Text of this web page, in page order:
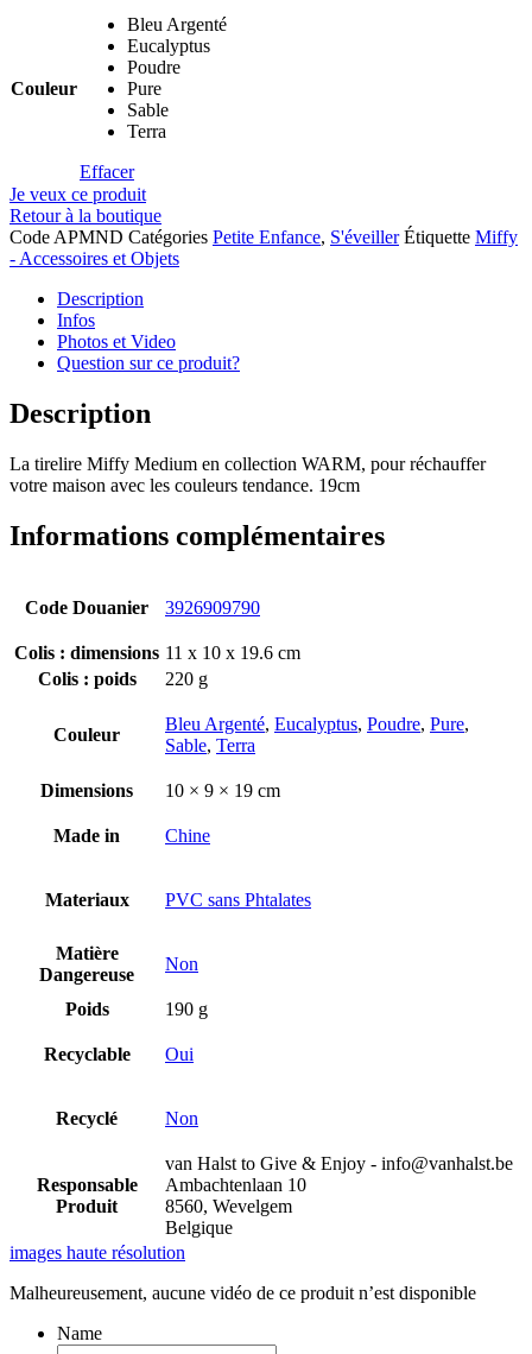
Couleur
Bleu Argenté
Eucalyptus
Poudre
Pure
Sable
Terra
Effacer
Je veux ce produit
Retour à la boutique
Code APMND Catégories Petite Enfance, S'éveiller Étiquette Miffy
- Accessoires et Objets
Description
Infos
Photos et Video
Question sur ce produit?
Description
La tirelire Miffy Medium en collection WARM, pour réchauffer
votre maison avec les couleurs tendance. 19cm
Informations complémentaires
Code Douanier 3926909790
Colis : dimensions 11 x 10 x 19.6 cm
Colis : poids
220 g
Couleur
Bleu Argenté, Eucalyptus, Poudre, Pure,
Sable, Terra
Dimensions 10 × 9 × 19 cm
Made in Chine
Materiaux PVC sans Phtalates
Matière
Dangereuse
Non
Poids 190 g
Recyclable Oui
Recyclé Non
Responsable
Produit
van Halst to Give & Enjoy - info@vanhalst.be
Ambachtenlaan 10
8560, Wevelgem
Belgique
images haute résolution
Malheureusement, aucune vidéo de ce produit n’est disponible
Name